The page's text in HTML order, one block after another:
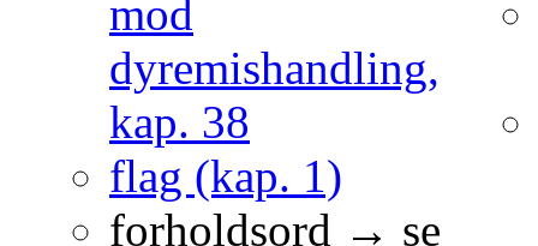
mod
dyremishandling,
kap. 38
flag (kap. 1)
forholdsord → se